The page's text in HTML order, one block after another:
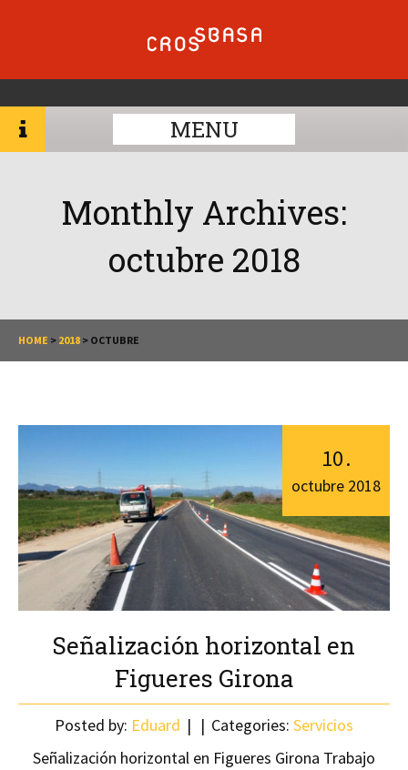
MENU
Monthly Archives:
octubre 2018
HOME > 2018 > OCTUBRE
Señalización horizontal en
Figueres Girona
10.
octubre 2018
Posted by: Eduard Categories: Servicios
Señalización horizontal en Figueres Girona Trabajo